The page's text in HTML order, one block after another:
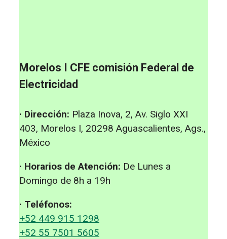
Morelos I CFE comisión Federal de
Electricidad
· Dirección: Plaza Inova, 2, Av. Siglo XXI
403, Morelos I, 20298 Aguascalientes, Ags.,
México
· Horarios de Atención: De Lunes a
Domingo de 8h a 19h
· Teléfonos:
+52 449 915 1298
+52 55 7501 5605